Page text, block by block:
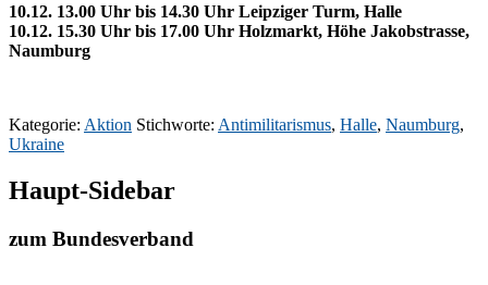
10.12. 13.00 Uhr bis 14.30 Uhr Leipziger Turm, Halle
10.12. 15.30 Uhr bis 17.00 Uhr Holzmarkt, Höhe Jakobstrasse,
Naumburg
Kategorie: Aktion Stichworte: Antimilitarismus, Halle, Naumburg,
Ukraine
Haupt-Sidebar
zum Bundesverband